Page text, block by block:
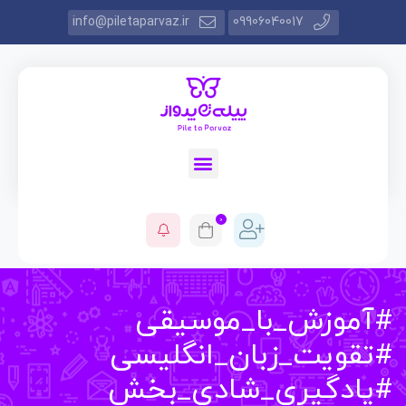
09906040017
info@piletaparvaz.ir
0